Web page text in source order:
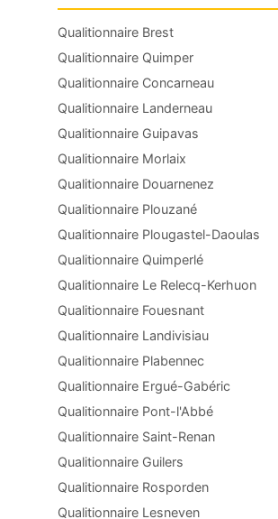
Qualitionnaire Brest
Qualitionnaire Quimper
Qualitionnaire Concarneau
Qualitionnaire Landerneau
Qualitionnaire Guipavas
Qualitionnaire Morlaix
Qualitionnaire Douarnenez
Qualitionnaire Plouzané
Qualitionnaire Plougastel-Daoulas
Qualitionnaire Quimperlé
Qualitionnaire Le Relecq-Kerhuon
Qualitionnaire Fouesnant
Qualitionnaire Landivisiau
Qualitionnaire Plabennec
Qualitionnaire Ergué-Gabéric
Qualitionnaire Pont-l'Abbé
Qualitionnaire Saint-Renan
Qualitionnaire Guilers
Qualitionnaire Rosporden
Qualitionnaire Lesneven